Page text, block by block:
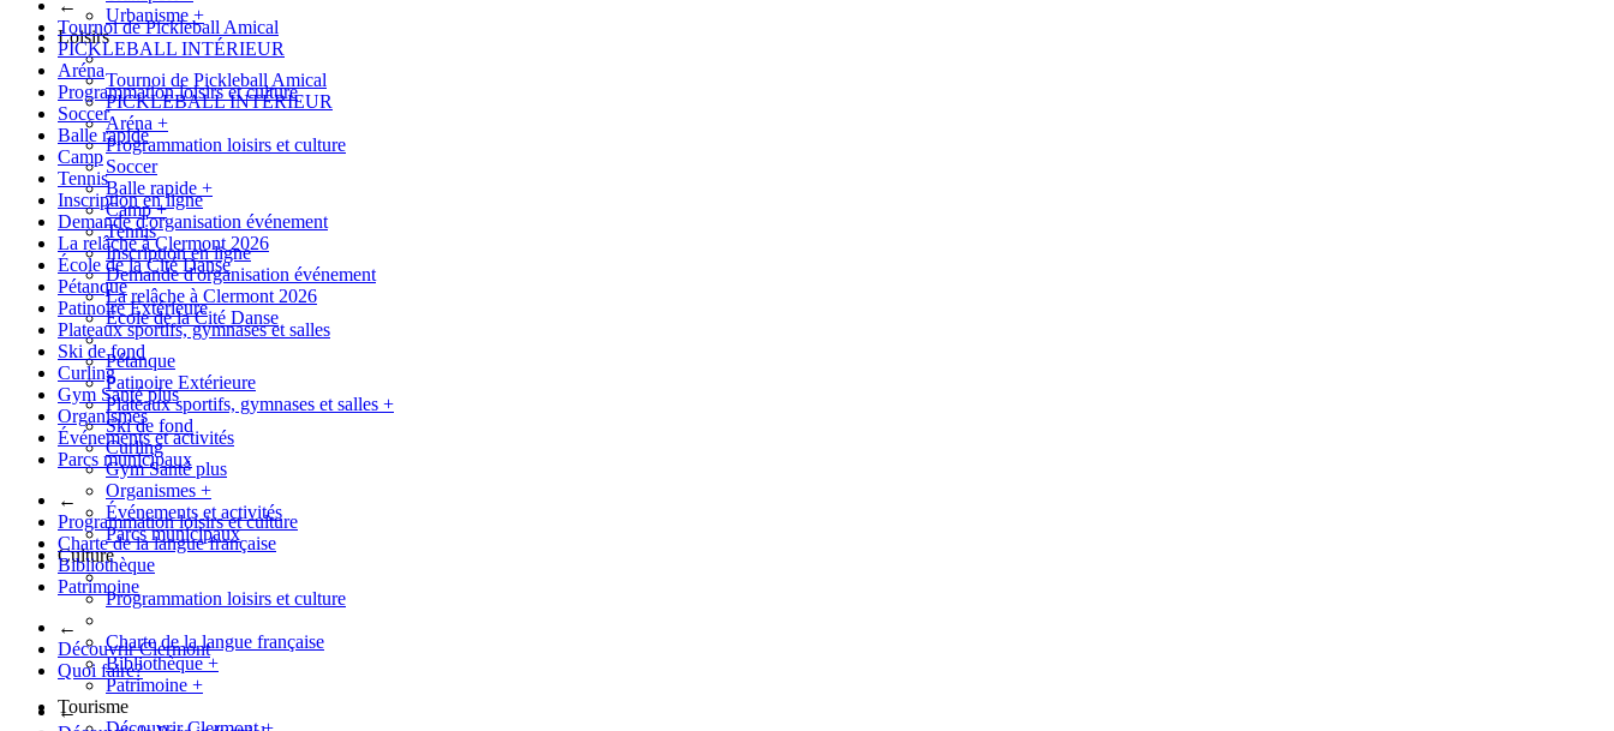
←
Tournoi de Pickleball Amical
PICKLEBALL INTÉRIEUR
Aréna
Programmation loisirs et culture
Soccer
Balle rapide
Camp
Tennis
Inscription en ligne
Demande d'organisation événement
La relâche à Clermont 2026
École de la Cité Danse
Pétanque
Patinoire Extérieure
Plateaux sportifs, gymnases et salles
Ski de fond
Curling
Gym Santé plus
Organismes
Événements et activités
Parcs municipaux
←
Programmation loisirs et culture
Charte de la langue française
Bibliothèque
Patrimoine
←
Découvrir Clermont
Quoi faire?
←
Urbanisme +
Loisirs
Tournoi de Pickleball Amical
PICKLEBALL INTÉRIEUR
Aréna +
Programmation loisirs et culture
Soccer
Balle rapide +
Camp+
Tennis
Inscription en ligne
Demande d'organisation événement
La relâche à Clermont 2026
École de la Cité Danse
Pétanque
Patinoire Extérieure
Plateaux sportifs, gymnases et salles +
Ski de fond
Curling
Gym Santé plus
Organismes +
Événements et activités
Parcs municipaux
Culture
Programmation loisirs et culture
Charte de la langue française
Bibliothèque+
Patrimoine +
Tourisme